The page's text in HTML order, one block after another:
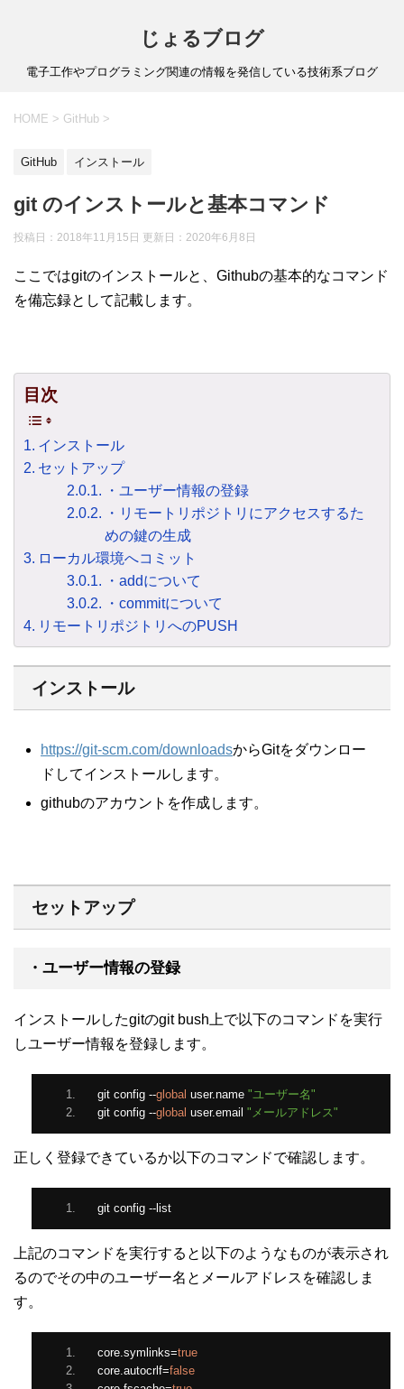
じょるブログ
電子工作やプログラミング関連の情報を発信している技術系ブログ
HOME > GitHub >
GitHub インストール
git のインストールと基本コマンド
投稿日：2018年11月15日 更新日： 2020年6月8日
ここではgitのインストールと、Githubの基本的なコマンド
を備忘録として記載します。
目次
インストール
セットアップ
・ユーザー情報の登録
・リモートリポジトリにアクセスするた
めの鍵の生成
ローカル環境へコミット
・addについて
・commitについて
リモートリポジトリへのPUSH
インストール
https://git-scm.com/downloadsからGitをダウンロー
ドしてインストールします。
githubのアカウントを作成します。
セットアップ
・ユーザー情報の登録
インストールしたgitのgit bush上で以下のコマンドを実行
しユーザー情報を登録します。
git config --global user.name "ユーザー名"
git config --global user.email "メールアドレス"
正しく登録できているか以下のコマンドで確認します。
git config --list
上記のコマンドを実行すると以下のようなものが表示され
るのでその中のユーザー名とメールアドレスを確認しま
す。
core symlinks=true
core autocrlf=false